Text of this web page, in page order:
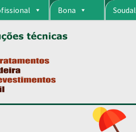
Bona Soudal
CARRINHO CART
DA BONA?
HIDROFUGANTES
PRODUTOS ECOLÓGICOS CERTIFICADOS